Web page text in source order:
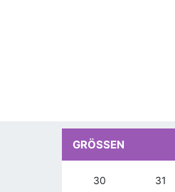
GRÖSSEN
30 31